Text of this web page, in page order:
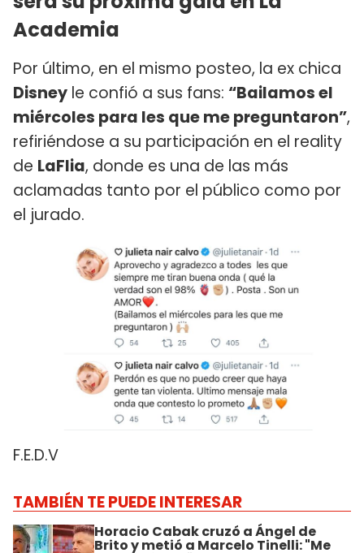
Academia
Por último, en el mismo posteo, la ex chica
Disney le confió a sus fans: “Bailamos el
miércoles para les que me preguntaron”,
refiriéndose a su participación en el reality
de LaFlia, donde es una de las más
aclamadas tanto por el público como por
el jurado.
F.E.D.V
TAMBIÉN TE PUEDE INTERESAR
Horacio Cabak cruzó a Ángel de
Brito y metió a Marcelo Tinelli: "Me